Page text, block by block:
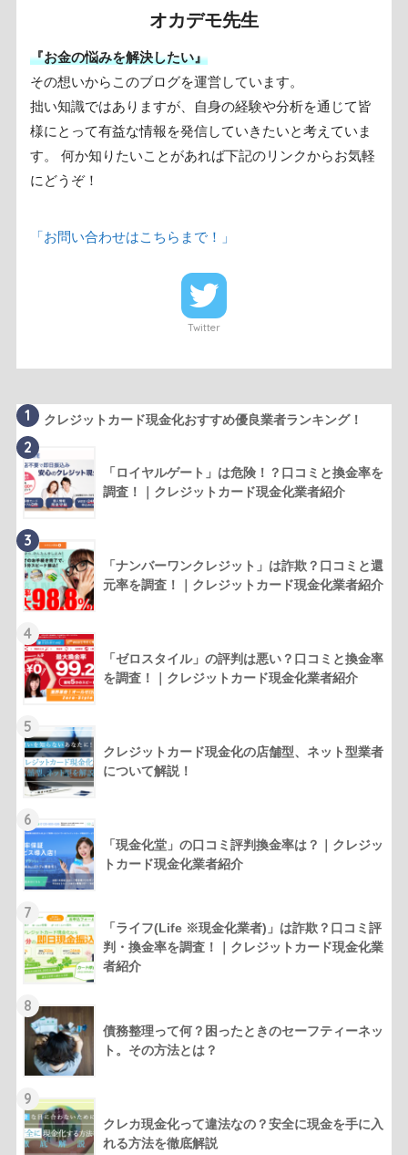
オカデモ先生
『お金の悩みを解決したい』
その想いからこのブログを運営しています。
拙い知識ではありますが、自身の経験や分析を通じて皆
様にとって有益な情報を発信していきたいと考えていま
す。 何か知りたいことがあれば下記のリンクからお気軽
にどうぞ！
「お問い合わせはこちらまで！」
Twitter
1 クレジットカード現金化おすすめ優良業者ランキング！
2
「ロイヤルゲート」は危険！？口コミと換金率を
調査！｜クレジットカード現金化業者紹介
3
「ナンバーワンクレジット」は詐欺？口コミと還
元率を調査！｜クレジットカード現金化業者紹介
4
「ゼロスタイル」の評判は悪い？口コミと換金率
を調査！｜クレジットカード現金化業者紹介
5
クレジットカード現金化の店舗型、ネット型業者
について解説！
6
「現金化堂」の口コミ評判換金率は？｜クレジッ
トカード現金化業者紹介
7
「ライフ(Life ※現金化業者)」は詐欺？口コミ評
判・換金率を調査！｜クレジットカード現金化業
者紹介
8
債務整理って何？困ったときのセーフティーネッ
ト。その方法とは？
9
クレカ現金化って違法なの？安全に現金を手に入
れる方法を徹底解説